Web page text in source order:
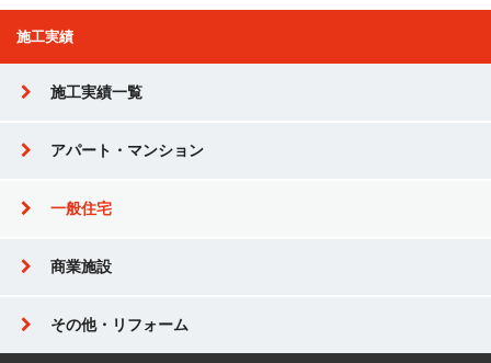
施工実績
施工実績一覧
アパート・マンション
一般住宅
商業施設
その他・リフォーム